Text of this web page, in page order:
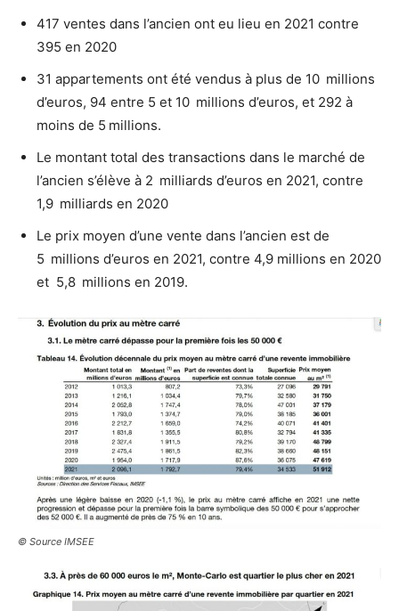
417 ventes dans l’ancien ont eu lieu en 2021 contre
395 en 2020
31 appartements ont été vendus à plus de 10 millions
d’euros, 94 entre 5 et 10 millions d’euros, et 292 à
moins de 5 millions.
Le montant total des transactions dans le marché de
l’ancien s’élève à 2 milliards d’euros en 2021, contre
1,9 milliards en 2020
Le prix moyen d’une vente dans l’ancien est de
5 millions d’euros en 2021, contre 4,9 millions en 2020
et 5,8 millions en 2019.
© Source IMSEE